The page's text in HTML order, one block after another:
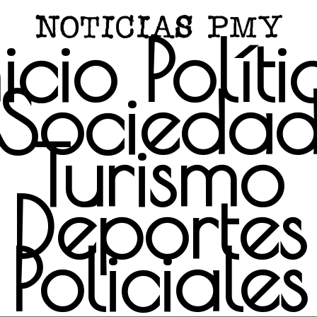
Turismo
Deportes
Policiales